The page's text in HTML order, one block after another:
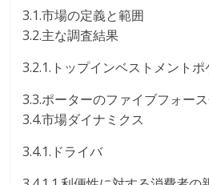
3.1.市場の定義と範囲
3.2.主な調査結果
3.2.1.トップインベストメントポ
3.3.ポーターのファイブフォー
3.4.市場ダイナミクス
3.4.1.ドライバ